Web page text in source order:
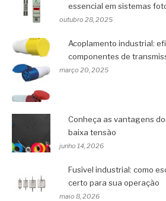
essencial em sistemas
outubro 28, 2025
Acoplamento industrial:
componentes de
março 20, 2025
Conheça as vantagens
baixa tensão
junho 14, 2026
Fusível industrial: como
certo para sua operação
maio 8, 2026